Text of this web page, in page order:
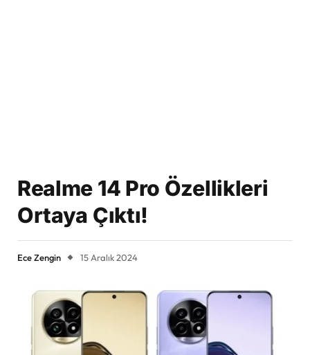
Realme 14 Pro Özellikleri
Ortaya Çıktı!
Ece Zengin 15 Aralık 2024